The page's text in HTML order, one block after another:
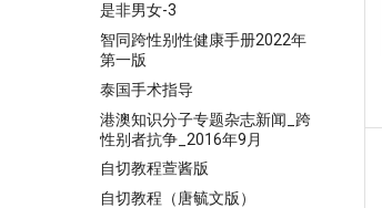
是非男女-3
智同跨性别性健康手册2022年
第一版
泰国手术指导
港澳知识分子专题杂志新闻_跨
性别者抗争_2016年9月
自切教程萱酱版
自切教程（唐毓文版）